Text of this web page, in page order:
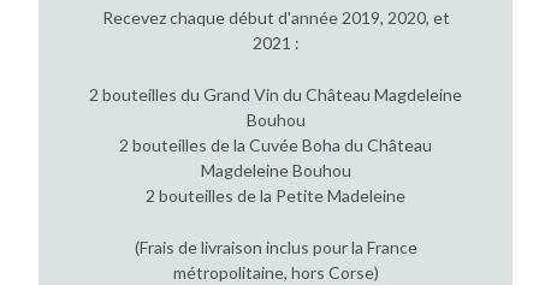
Recevez chaque début d'année 2019, 2020, et
2021 :
2 bouteilles du Grand Vin du Château Magdeleine
Bouhou
2 bouteilles de la Cuvée Boha du Château
Magdeleine Bouhou
2 bouteilles de la Petite Madeleine
(Frais de livraison inclus pour la France
métropolitaine, hors Corse)